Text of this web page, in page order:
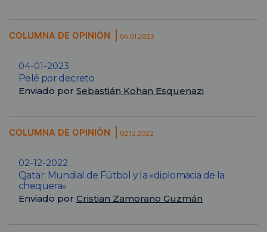
COLUMNA DE OPINIÓN 04.01.2023
04-01-2023
Pelé por decreto
Enviado por Sebastián Kohan Esquenazi
COLUMNA DE OPINIÓN 02.12.2022
02-12-2022
Qatar: Mundial de Fútbol y la «diplomacia de la
chequera»
Enviado por Cristian Zamorano Guzmán